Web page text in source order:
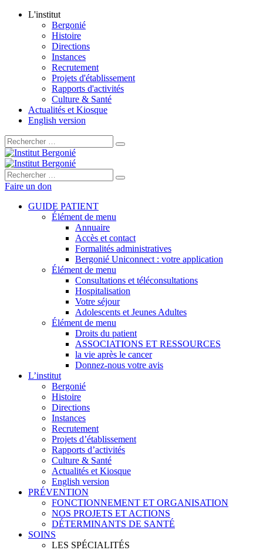
L'institut
Bergonié
Histoire
Directions
Instances
Recrutement
Projets d'établissement
Rapports d'activités
Culture & Santé
Actualités et Kiosque
English version
Rechercher :
Rechercher :
Faire un don
GUIDE PATIENT
Élément de menu
Annuaire
Accès et contact
Formalités administratives
Bergonié Uniconnect : votre application
Élément de menu
Consultations et téléconsultations
Hospitalisation
Votre séjour
Adolescents et Jeunes Adultes
Élément de menu
Droits du patient
ASSOCIATIONS ET RESSOURCES
la vie après le cancer
Donnez-nous votre avis
L’institut
Bergonié
Histoire
Directions
Instances
Recrutement
Projets d’établissement
Rapports d’activités
Culture & Santé
Actualités et Kiosque
English version
PRÉVENTION
FONCTIONNEMENT ET ORGANISATION
NOS PROJETS ET ACTIONS
DÉTERMINANTS DE SANTÉ
SOINS
LES SPÉCIALITÉS